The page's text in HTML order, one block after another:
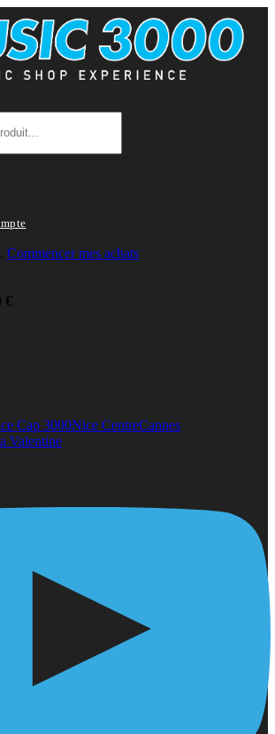
Commencer mes achats
€
Cap 3000Nice CentreCannes
Valentine